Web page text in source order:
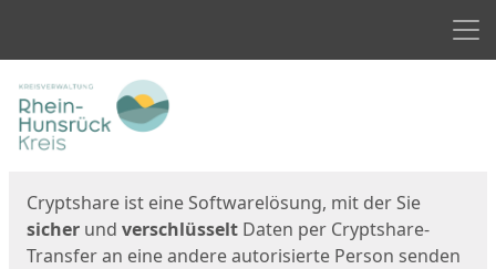
Start
Cryptshare ist eine Softwarelösung, mit der Sie
sicher und verschlüsselt Daten per Cryptshare-
Transfer an eine andere autorisierte Person senden